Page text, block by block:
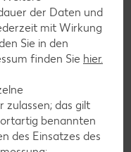
der Daten und
mit Wirkung
Sie in den
finden Sie hier.
zulassen; das gilt
benannten
des Einsatzes des